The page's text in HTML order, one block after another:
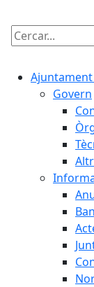
Cercar:
Govern